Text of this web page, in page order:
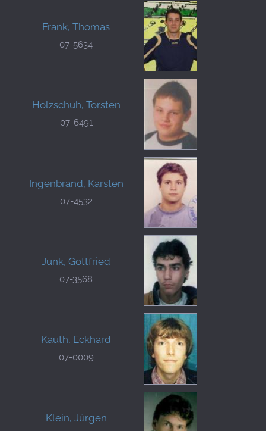
Frank, Thomas
07-5634
Holzschuh, Torsten
07-6491
Ingenbrand, Karsten
07-4532
Junk, Gottfried
07-3568
Kauth, Eckhard
07-0009
Klein, Jürgen